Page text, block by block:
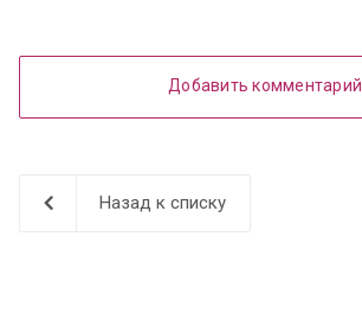
Добавить комментарий
Назад к списку